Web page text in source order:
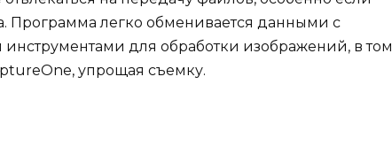
Программа легко обменивается данными с
для обработки изображений, в том
упрощая съемку.